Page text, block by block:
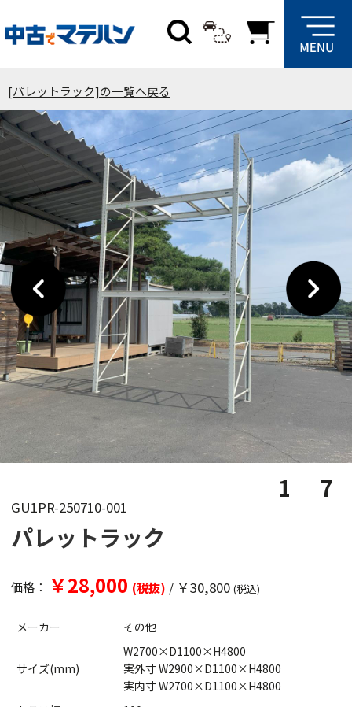
[パレットラック]の一覧へ戻る
1 7
GU1PR-250710-001
パレットラック
価格： ￥28,000 (税抜) / ￥30,800 (税込)
メーカー その他
サイズ(mm)
W2700×D1100×H4800
実外寸 W2900×D1100×H4800
実内寸 W2700×D1100×H4800